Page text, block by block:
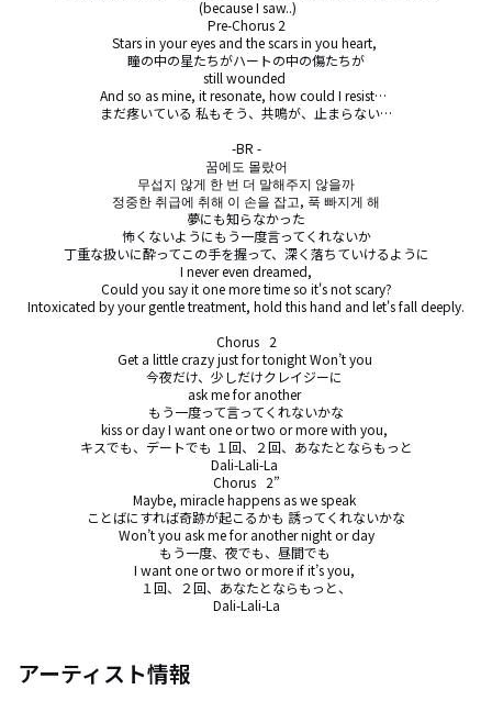
Pre-Chorus 2
Stars in your eyes and the scars in you heart,
瞳の中の星たちがハートの中の傷たちが
still wounded
And so as mine, it resonate, how could I resist…
まだ疼いている 私もそう、共鳴が、止まらない…
-BR -
꿈에도 몰랐어
무섭지 않게 한 번 더 말해주지 않을까
정중한 취급에 취해 이 손을 잡고, 푹 빠지게 해
夢にも知らなかった
怖くないようにもう一度言ってくれないか
丁重な扱いに酔ってこの手を握って、深く落ちていけるように
I never even dreamed,
Could you say it one more time so it's not scary?
Intoxicated by your gentle treatment, hold this hand and let's fall deeply.
Chorus   2
Get a little crazy just for tonight Won’t you
今夜だけ、少しだけクレイジーに
ask me for another
もう一度って言ってくれないかな
kiss or day I want one or two or more with you,
キスでも、デートでも １回、２回、あなたとならもっと
Dali-Lali-La
Chorus   2”
Maybe, miracle happens as we speak
ことばにすれば奇跡が起こるかも 誘ってくれないかな
Won’t you ask me for another night or day
もう一度、夜でも、昼間でも
I want one or two or more if it’s you,
１回、２回、あなたとならもっと、
Dali-Lali-La
アーティスト情報